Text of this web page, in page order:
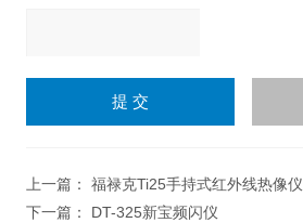
上一篇： 福禄克Ti25手持式红外线热像仪
下一篇： DT-325新宝频闪仪